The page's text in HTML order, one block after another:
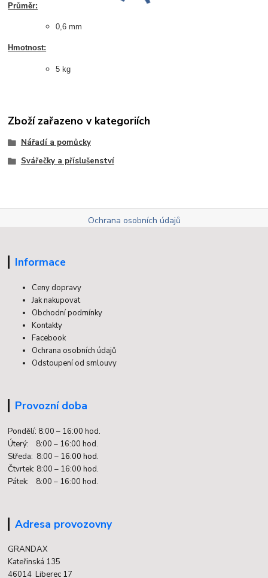
Průměr:
0,6 mm
Hmotnost:
5 kg
Zboží zařazeno v kategoriích
Nářadí a pomůcky
Svářečky a příslušenství
Ochrana osobních údajů
Informace
Ceny dopravy
Jak nakupovat
Obchodní podmínky
Kontakty
Facebook
Ochrana osobních údajů
Odstoupení od smlouvy
Provozní doba
Pondělí: 8:00 – 16:00 hod.
Úterý: 8:00 – 16:00 hod.
Středa: 8:00 – 16:00 hod.
Čtvrtek: 8:00 – 16:00 hod.
Pátek: 8:00 – 16:00 hod.
Adresa provozovny
GRANDAX
Kateřinská 135
46014 Liberec 17